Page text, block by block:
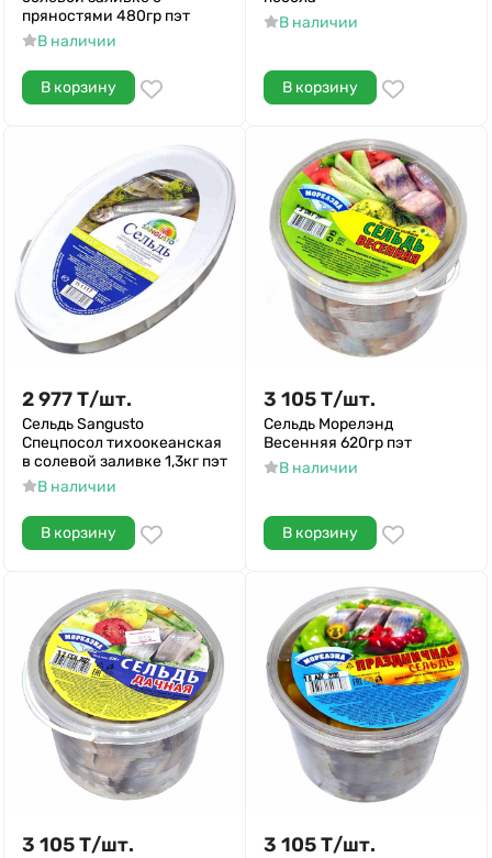
пряностями 480гр пэт
В наличии
В корзину
В наличии
В корзину
2 977Т/шт.
Сельдь Sangusto
Спецпосол тихоокеанская
в солевой заливке 1,3кг пэт
В наличии
В корзину
3 105Т/шт.
Сельдь Морелэнд
Весенняя 620гр пэт
В наличии
В корзину
3 105Т/шт. 3 105Т/шт.